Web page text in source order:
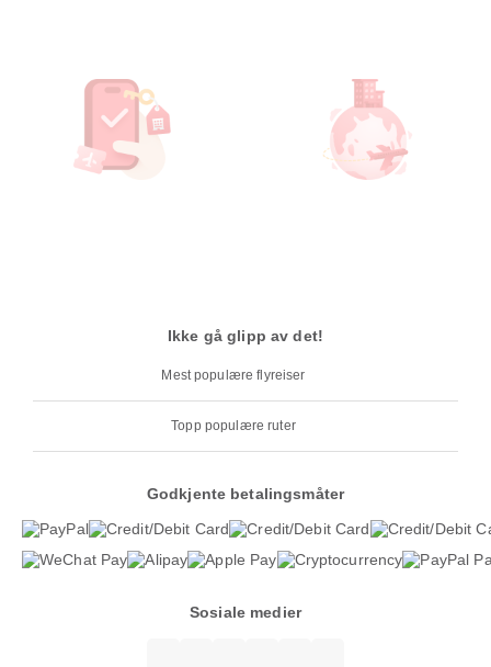
Ikke gå glipp av det!
Mest populære flyreiser
Topp populære ruter
Godkjente betalingsmåter
Sosiale medier